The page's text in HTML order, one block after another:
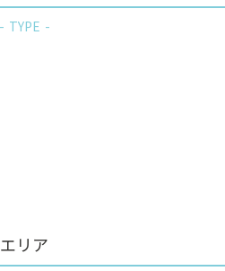
TYPE
エリア